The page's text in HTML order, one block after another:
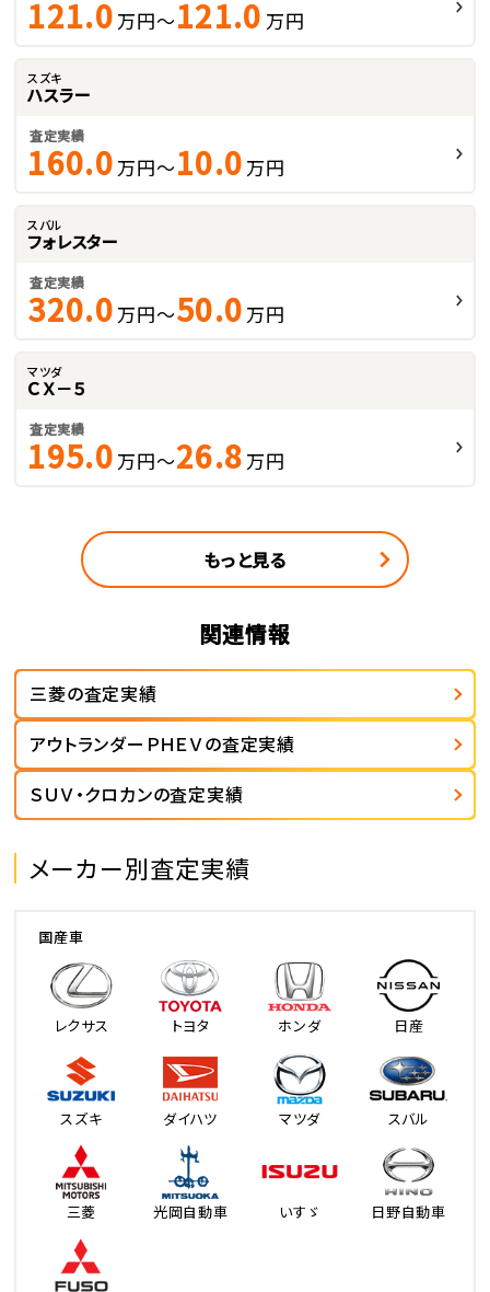
121.0 万円～121.0 万円
スズキ
ハスラー
査定実績
160.0 万円～10.0 万円
スバル
フォレスター
査定実績
320.0 万円～50.0 万円
マツダ
ＣＸ－５
査定実績
195.0 万円～26.8 万円
もっと見る
関連情報
三菱の査定実績
アウトランダーＰＨＥＶの査定実績
ＳＵＶ・クロカンの査定実績
メーカー別査定実績
国産車
レクサス トヨタ ホンダ 日産
スズキ ダイハツ マツダ スバル
三菱 光岡自動車 いすゞ 日野自動車